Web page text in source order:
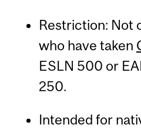
Restriction: Not
who have taken
ESLN 500 or
250.
Intended for